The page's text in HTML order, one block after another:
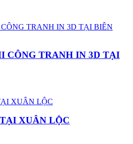
CÔNG TRANH IN 3D TẠI
XUÂN LỘC